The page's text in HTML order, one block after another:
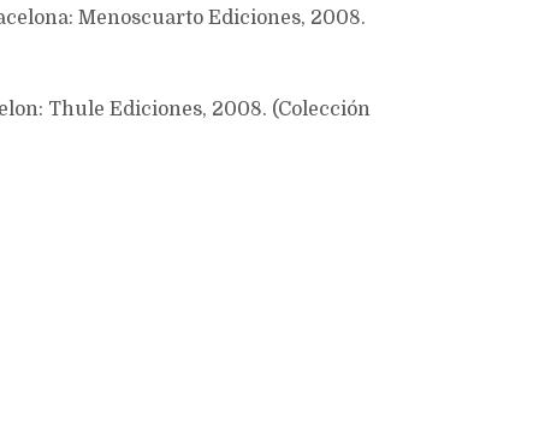
Menoscuarto Ediciones, 2008.
Thule Ediciones, 2008. (Colección